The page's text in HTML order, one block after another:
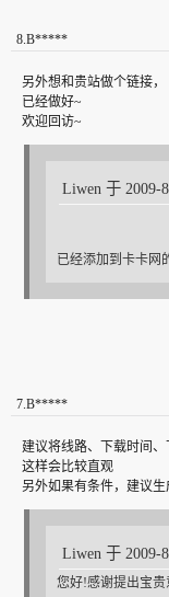
8.B*****
另外想和贵站做个链接，
已经做好~
欢迎回访~
Liwen 于 2009-
已经添加到卡卡网
7.B*****
建议将线路、下载时间
这样会比较直观
另外如果有条件，建议
Liwen 于 2009-
您好!感谢提出宝